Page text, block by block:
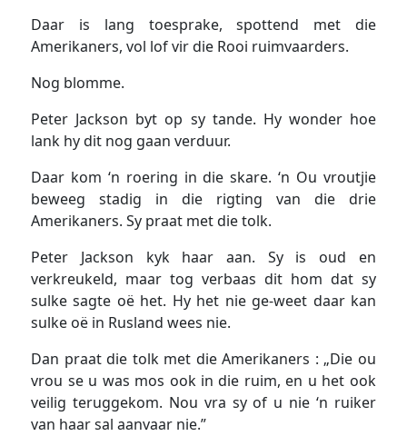
Daar is lang toesprake, spottend met die
Amerikaners, vol lof vir die Rooi ruimvaarders.
Nog blomme.
Peter Jackson byt op sy tande. Hy wonder hoe
lank hy dit nog gaan verduur.
Daar kom ‘n roering in die skare. ‘n Ou vroutjie
beweeg stadig in die rigting van die drie
Amerikaners. Sy praat met die tolk.
Peter Jackson kyk haar aan. Sy is oud en
verkreukeld, maar tog verbaas dit hom dat sy
sulke sagte oë het. Hy het nie ge-weet daar kan
sulke oë in Rusland wees nie.
Dan praat die tolk met die Amerikaners : „Die ou
vrou se u was mos ook in die ruim, en u het ook
veilig teruggekom. Nou vra sy of u nie ‘n ruiker
van haar sal aanvaar nie.”